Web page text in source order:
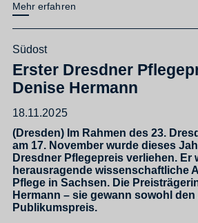
Mehr erfahren
Südost
Erster Dresdner
Denise Hermann
18.11.2025
(Dresden) Im Rahmen des 23.
am 17. November wurde dieses
Dresdner Pflegepreis verliehen. Er
herausragende wissenschaftliche
Pflege in Sachsen. Die
Hermann – sie gewann sowohl
Publikumspreis.